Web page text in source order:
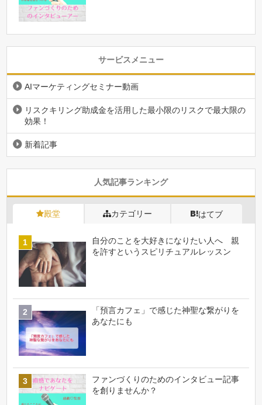
サービスメニュー
AIマーケティングセミナー動画
リスクキリング助成金を活用した最小限のリスクで最大限の
効果！
新着記事
人気記事ランキング
殿堂 カテゴリー はてブ
自分のことを大好きになりたい人へ 親
を許すというスピリチュアルレッスン
「預言カフェ」で感じた神聖な繋がりを
あなたにも
ファンづくりのためのインタビュー記事
を創りませんか？